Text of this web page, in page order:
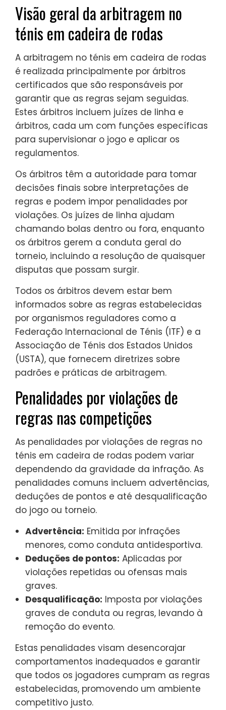
Visão geral da arbitragem no
ténis em cadeira de rodas
A arbitragem no ténis em cadeira de rodas
é realizada principalmente por árbitros
certificados que são responsáveis por
garantir que as regras sejam seguidas.
Estes árbitros incluem juízes de linha e
árbitros, cada um com funções específicas
para supervisionar o jogo e aplicar os
regulamentos.
Os árbitros têm a autoridade para tomar
decisões finais sobre interpretações de
regras e podem impor penalidades por
violações. Os juízes de linha ajudam
chamando bolas dentro ou fora, enquanto
os árbitros gerem a conduta geral do
torneio, incluindo a resolução de quaisquer
disputas que possam surgir.
Todos os árbitros devem estar bem
informados sobre as regras estabelecidas
por organismos reguladores como a
Federação Internacional de Ténis (ITF) e a
Associação de Ténis dos Estados Unidos
(USTA), que fornecem diretrizes sobre
padrões e práticas de arbitragem.
Penalidades por violações de
regras nas competições
As penalidades por violações de regras no
ténis em cadeira de rodas podem variar
dependendo da gravidade da infração. As
penalidades comuns incluem advertências,
deduções de pontos e até desqualificação
do jogo ou torneio.
Advertência: Emitida por infrações
menores, como conduta antidesportiva.
Deduções de pontos: Aplicadas por
violações repetidas ou ofensas mais
graves.
Desqualificação: Imposta por violações
graves de conduta ou regras, levando à
remoção do evento.
Estas penalidades visam desencorajar
comportamentos inadequados e garantir
que todos os jogadores cumpram as regras
estabelecidas, promovendo um ambiente
competitivo justo.